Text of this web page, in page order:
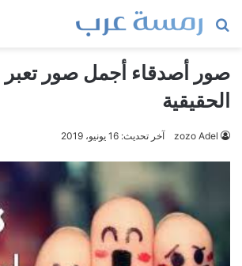
بحث
صور أصدقاء أجمل صور
الحقيقية
zozo Adel آخر تحديث: 16 يونيو، 2019